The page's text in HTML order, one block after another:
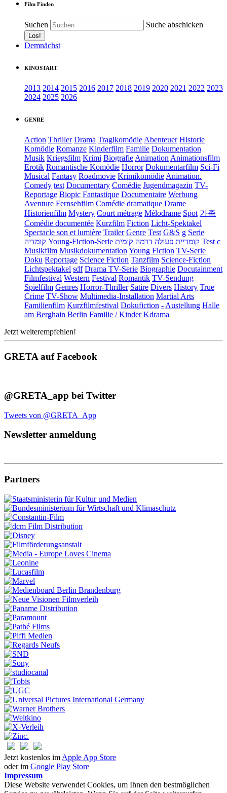
Film Finden
Suchen Suche abschicken
Demnächst
KINOSTART
2013 2014 2015 2016 2017 2018 2019 2020 2021 2022 2023
2024 2025 2026
GENRE
Action Thriller Drama Tragikomödie Abenteuer Historie
Komödie Romanze Kinderfilm Familie Dokumentation
Musik Kriegsfilm Krimi Biografie Animation Animationsfilm
Erotik Romantische Komödie Horror Dokumentarfilm Sci-Fi
Musical Fantasy Roadmovie Krimikomödie Animation.
Comedy test Documentary Comédie Jugendmagazin TV-
Reportage Biopic Fantastique Documentaire Werbung
Aventure Fernsehfilm Comédie dramatique Drame
Historienfilm Mystery Court métrage Mélodrame Spot 가족
Comédie documentée Kurzfilm Fiction Licht-Spektakel
Spectacle son et lumière Trailer Genre Test G&S g Serie
קומדיה Young-Fiction-Serie קומדיית פעולה דרמה קומית
Test c
Musikfilm Musikdokumentation Young Fiction TV-Serie
Doku Reportage Science Fiction Tanzfilm Science-Fiction
Lichtspektakel sdf Drama TV-Serie Biographie Docutainment
Filmfestival Western Festival Romantik TV-Sendung
Spielfilm Genres Horror-Thriller Satire Divers History True
Crime TV-Show Multimedia-Installation Martial Arts
Familienfilm Kurzfilmfestival Dokufiction - Austellung Halle
am Berghain Berlin Familie / Kinder Kdrama
Jetzt weiterempfehlen!
GRETA auf Facebook
@GRETA_app bei Twitter
Tweets von @GRETA_App
Newsletter anmeldung
Partners
Jetzt kostenlos im Apple App Store
oder im Google Play Store
Impressum
Diese Website verwendet Cookies, um Ihnen den bestmöglichen